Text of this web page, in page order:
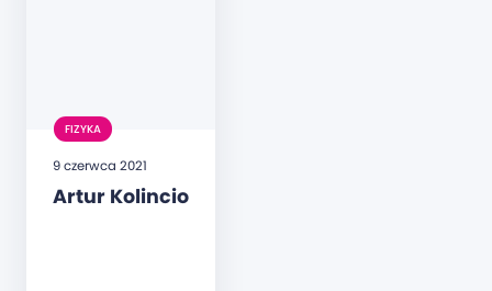
FIZYKA
9 czerwca 2021
Artur Kolincio